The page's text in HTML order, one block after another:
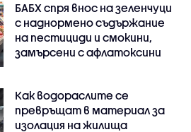
БАБХ спря внос на зеленчуци
с наднормено съдържание
на пестициди и смокини,
замърсени с афлатоксини
Как водораслите се
превръщат в материал за
изолация на жилища